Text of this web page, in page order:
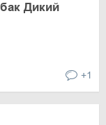
Дикий
+1